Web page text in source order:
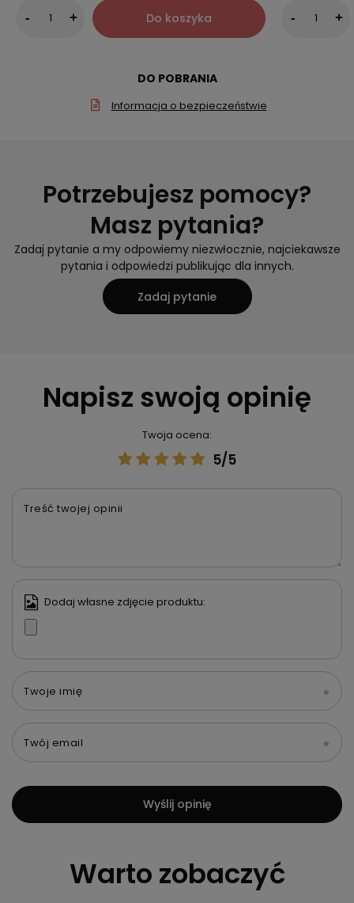
- + Do koszyka - +
DO POBRANIA
Informacja o bezpieczeństwie
Potrzebujesz pomocy?
Masz pytania?
Zadaj pytanie a my odpowiemy niezwłocznie, najciekawsze
pytania i odpowiedzi publikując dla innych.
Zadaj pytanie
Napisz swoją opinię
Twoja ocena:
5/5
Treść twojej opinii
Dodaj własne zdjęcie produktu:
Twoje imię
Twój email
Wyślij opinię
Warto zobaczyć